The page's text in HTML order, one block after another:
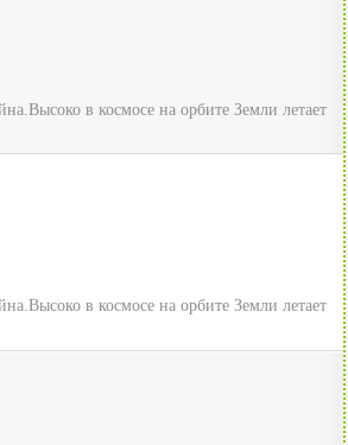
в космосе на орбите Земли летает
в космосе на орбите Земли летает